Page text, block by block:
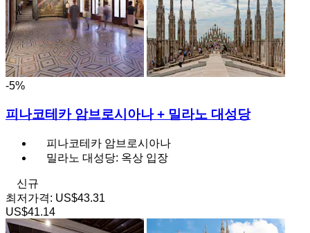
-5%
피나코테카 암브로시아나 + 밀라노 대성당
피나코테카 암브로시아나
밀라노 대성당: 옥상 입장
신규
최저가격: US$43.31
US$41.14